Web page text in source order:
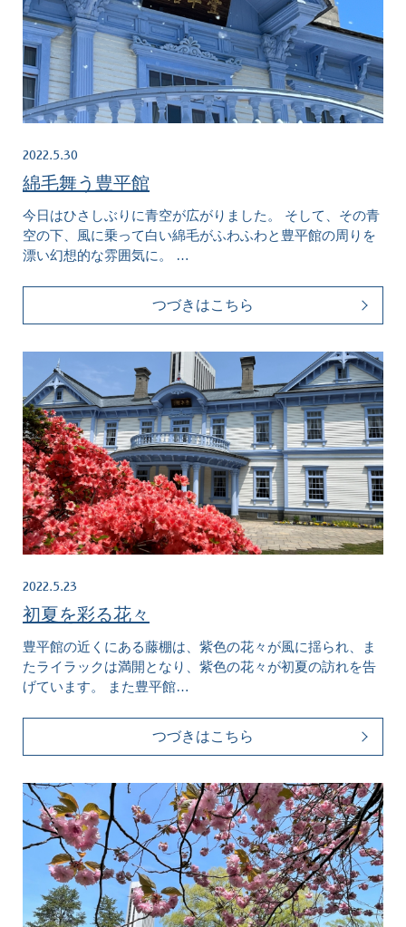
2022.5.30
綿毛舞う豊平館
今日はひさしぶりに青空が広がりました。 そして、その青
空の下、風に乗って白い綿毛がふわふわと豊平館の周りを
漂い幻想的な雰囲気に。 …
つづきはこちら
2022.5.23
初夏を彩る花々
豊平館の近くにある藤棚は、紫色の花々が風に揺られ、ま
たライラックは満開となり、紫色の花々が初夏の訪れを告
げています。 また豊平館…
つづきはこちら